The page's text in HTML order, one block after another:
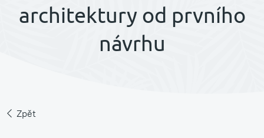
architektury od prvního
návrhu
Zpět